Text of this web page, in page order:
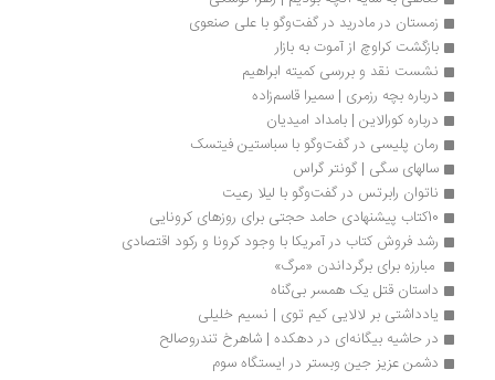
زمستان در مادرید در گفت‌وگو با علی صنعوی
بازگشت کراوچ از آموت به بازار
نشست نقد و بررسی کمیته ابراهیم
درباره بچه رزمری | سمیرا قاسم‌زاده
درباره کورالاین | بامداد امیدیان
رمان پلیسی در گفت‌وگو با سباستین فیتسک
سالهای سگی | گونتر گراس
ناتوان رابرتس در گفت‌وگو با لیلا رعیت
10کتاب پیشنهادی حامد حجتی برای روزهای کرونایی
رشد فروش کتاب در آمریکا با وجود کرونا و رکود اقتصادی
مبارزه براى برگرداندن «مرگ»
داستان قتل یک همسر بی‌گناه
یادداشتی بر لالایی کیم توی | نسیم خلیلی
در حاشیه بیگانه‌ای در دهکده | شاهرخ تندروصالح
دشمن عزیز جین وبستر در ایستگاه سوم